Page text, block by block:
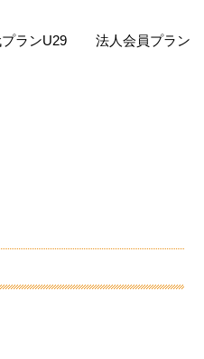
ランU29 法人会員プラン